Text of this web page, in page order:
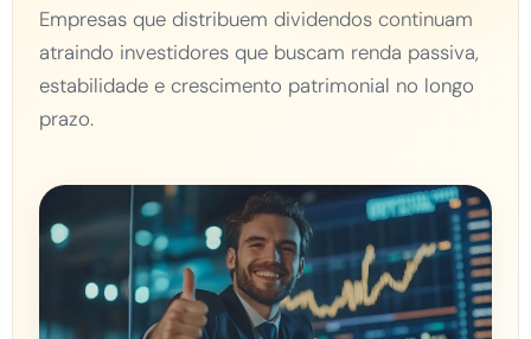
Empresas que distribuem dividendos continuam
atraindo investidores que buscam renda passiva,
estabilidade e crescimento patrimonial no longo
prazo.